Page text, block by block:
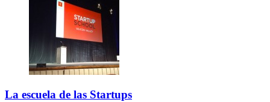
La escuela de las Startups